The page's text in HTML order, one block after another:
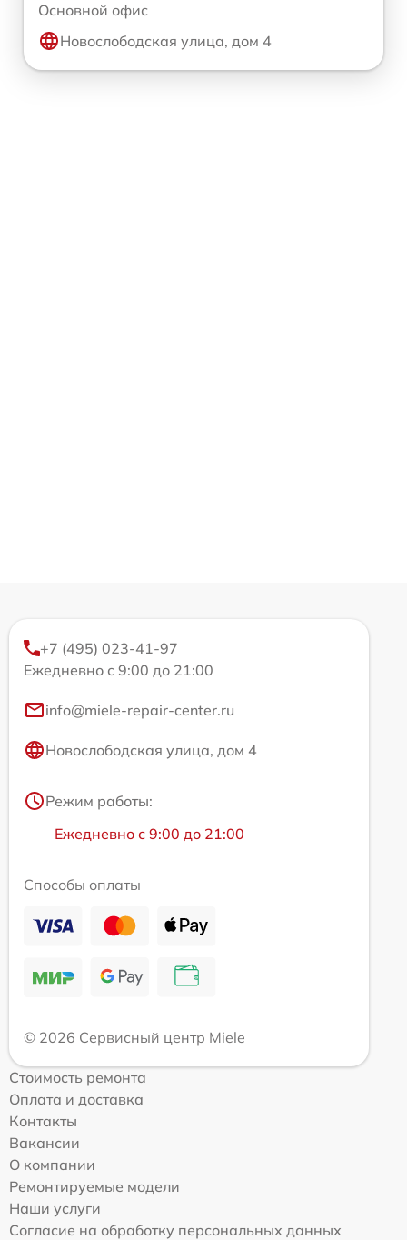
Основной офис
Новослободская улица, дом 4
+7 (495) 023-41-97
Ежедневно с 9:00 до 21:00
info@miele-repair-center.ru
Новослободская улица, дом 4
Режим работы:
Ежедневно с 9:00 до 21:00
Способы оплаты
© 2026 Сервисный центр Miele
Стоимость ремонта
Оплата и доставка
Контакты
Вакансии
О компании
Ремонтируемые модели
Наши услуги
Согласие на обработку персональных данных